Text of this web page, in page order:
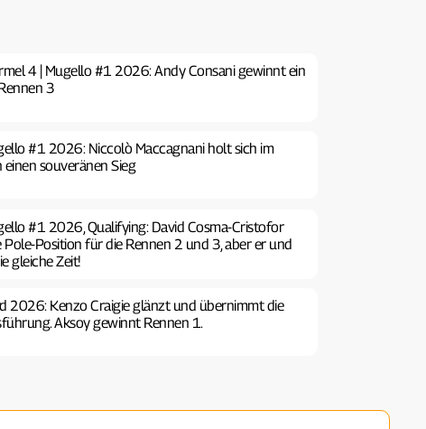
4 | Mugello #1 2026: Andy Consani gewinnt ein
3
#1 2026: Niccolò Maccagnani holt sich im
souveränen Sieg
#1 2026, Qualifying: David Cosma-Cristofor
Pole-Position für die Rennen 2 und 3, aber er und
gleiche Zeit!
2026: Kenzo Craigie glänzt und übernimmt die
Aksoy gewinnt Rennen 1.